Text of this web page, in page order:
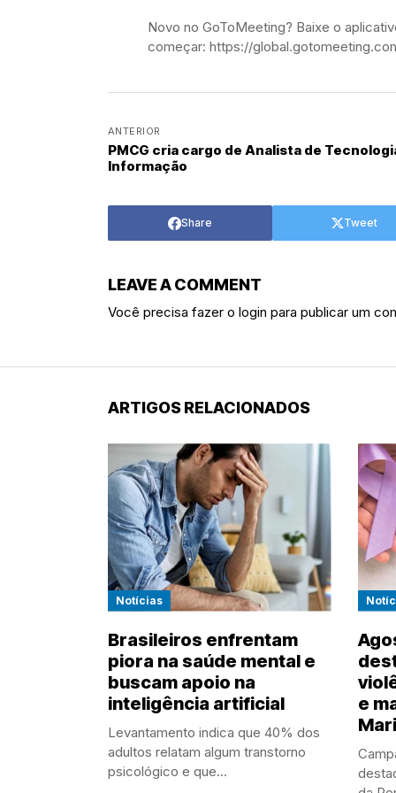
Novo no GoToMeeting? Baixe o
começar: https://
ANTERIOR
PMCG cria cargo de Analista de Tecnologia da
Informação
Share Tweet
LEAVE A COMMENT
Você precisa fazer o login para publicar um
ARTIGOS RELACIONADOS
Notícias
Brasileiros enfrentam
piora na saúde mental e
buscam apoio na
inteligência artificial
Levantamento indica que 40% dos
adultos relatam algum transtorno
psicológico e que...
e